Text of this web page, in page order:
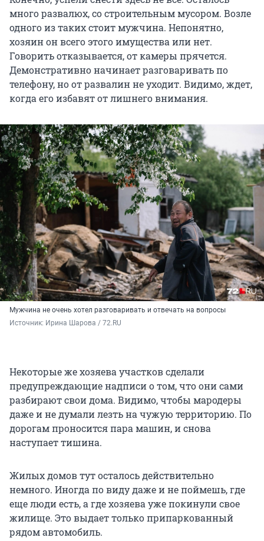
много развалюх, со строительным мусором. Возле
одного из таких стоит мужчина. Непонятно,
хозяин он всего этого имущества или нет.
Говорить отказывается, от камеры прячется.
Демонстративно начинает разговаривать по
телефону, но от развалин не уходит. Видимо, ждет,
когда его избавят от лишнего внимания.
Мужчина не очень хотел разговаривать и отвечать на вопросы
Источник: Ирина Шарова / 72.RU
Некоторые же хозяева участков сделали
предупреждающие надписи о том, что они сами
разбирают свои дома. Видимо, чтобы мародеры
даже и не думали лезть на чужую территорию. По
дорогам проносится пара машин, и снова
наступает тишина.
Жилых домов тут осталось действительно
немного. Иногда по виду даже и не поймешь, где
еще люди есть, а где хозяева уже покинули свое
жилище. Это выдает только припаркованный
рядом автомобиль.